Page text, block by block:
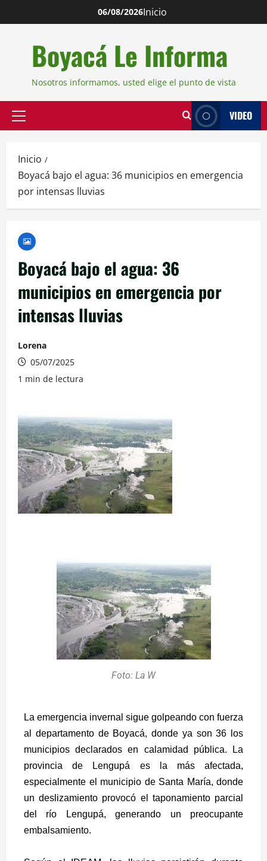
06/08/2026Inicio
Boyacá Le Informa
Nosotros informamos, usted elige el punto de vista
VIDEO
Inicio
Boyacá bajo el agua: 36 municipios en emergencia
por intensas lluvias
Boyacá bajo el agua: 36
municipios en emergencia por
intensas lluvias
Lorena
05/07/2025
1 min de lectura
Foto: La W
La emergencia invernal sigue golpeando con fuerza
al departamento de Boyacá, donde ya son 36 los
municipios declarados en calamidad pública. La
provincia de Lengupá es la más afectada,
especialmente el municipio de Santa María, donde
un deslizamiento provocó el taponamiento parcial
del río Lengupá, generando un preocupante
embalsamiento.